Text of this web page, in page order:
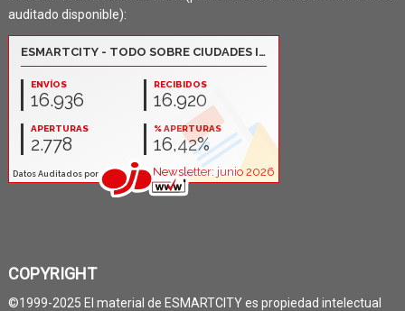
auditado disponible):
COPYRIGHT
©1999-2025 El material de ESMARTCITY es propiedad intelectual